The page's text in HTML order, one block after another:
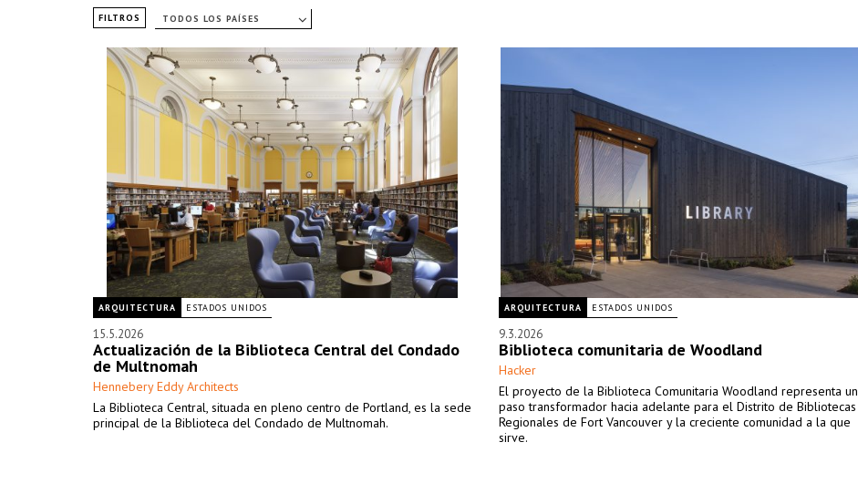
FILTROS TODOS LOS PAÍSES
ARQUITECTURA ESTADOS UNIDOS
15.5.2026
Actualización de la Biblioteca Central del Condado
de Multnomah
Hennebery Eddy Architects
La Biblioteca Central, situada en pleno centro de Portland, es la sede
principal de la Biblioteca del Condado de Multnomah.
ARQUITECTURA ESTADOS UNIDOS
9.3.2026
Biblioteca comunitaria de Woodland
Hacker
El proyecto de la Biblioteca Comunitaria Woodland representa un
paso transformador hacia adelante para el Distrito de Bibliotecas
Regionales de Fort Vancouver y la creciente comunidad a la que
sirve.